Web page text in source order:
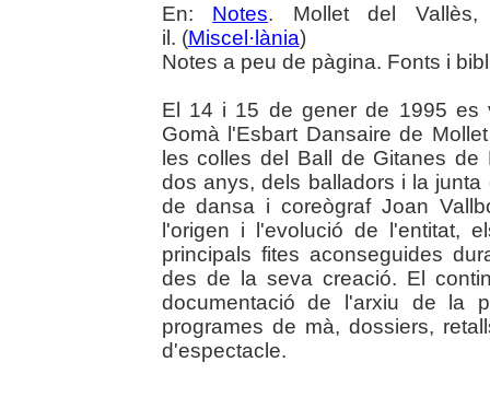
En: Notes. Mollet del
il. (Miscel·lània)
Notes a peu de pàgina. Fonts i
El 14 i 15 de gener de 1995 es
Gomà l'Esbart Dansaire de
les colles del Ball de Gitanes de
dos anys, dels balladors i la
de dansa i coreògraf Joan
l'origen i l'evolució de l'entitat,
principals fites aconseguides
des de la seva creació. El
documentació de l'arxiu de la
programes de mà, dossiers,
d'espectacle.